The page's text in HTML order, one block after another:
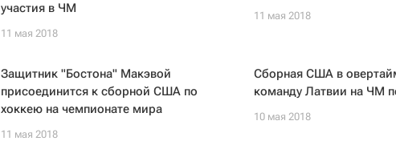
участия в ЧМ
11 мая 2018
11 мая 2018
Защитник "Бостона" Макэвой
присоединится к сборной США по
хоккею на чемпионате мира
11 мая 2018
Сборная США в
команду Латвии на ЧМ
10 мая 2018